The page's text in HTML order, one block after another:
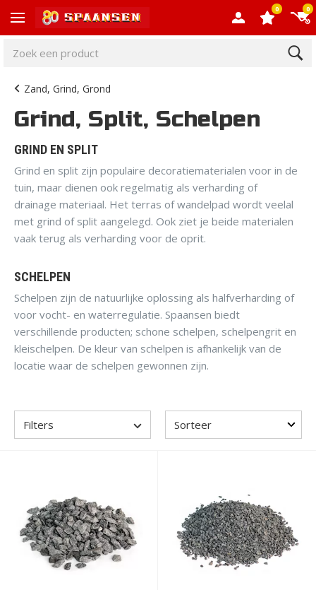
0 0
Zand, Grind, Grond
Grind, Split, Schelpen
GRIND EN SPLIT
Grind en split zijn populaire decoratiematerialen voor in de
tuin, maar dienen ook regelmatig als verharding of
drainage materiaal. Het terras of wandelpad wordt veelal
met grind of split aangelegd. Ook ziet je beide materialen
vaak terug als verharding voor de oprit.
SCHELPEN
Schelpen zijn de natuurlijke oplossing als halfverharding of
voor vocht- en waterregulatie. Spaansen biedt
verschillende producten; schone schelpen, schelpengrit en
kleischelpen. De kleur van schelpen is afhankelijk van de
locatie waar de schelpen gewonnen zijn.
Filters